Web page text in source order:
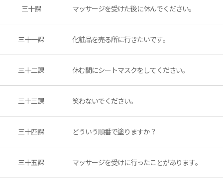
三十課 マッサージを受けた後に休んでください。
三十一課 化粧品を売る所に行きたいです。
三十二課 休む間にシートマスクをしてください。
三十三課 笑わないでください。
三十四課 どういう順番で塗りますか？
三十五課 マッサージを受けに行ったことがあります。